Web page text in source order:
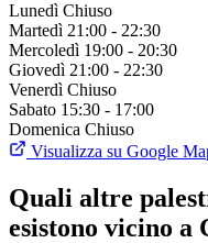
Lunedì Chiuso
Martedì 21:00 - 22:30
Mercoledì 19:00 - 20:30
Giovedì 21:00 - 22:30
Venerdì Chiuso
Sabato 15:30 - 17:00
Domenica Chiuso
Visualizza su Google
Quali altre
esistono vicino a